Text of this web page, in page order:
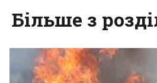
Більше з